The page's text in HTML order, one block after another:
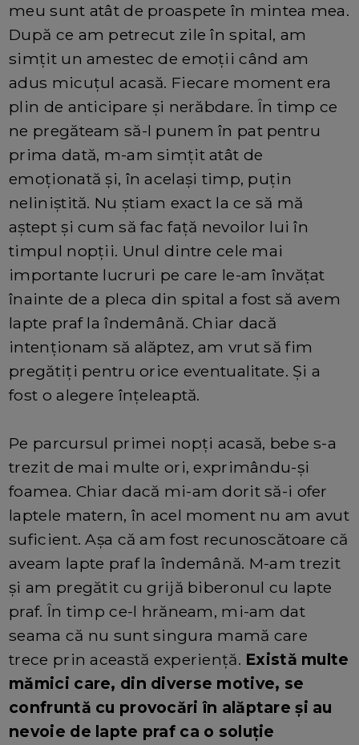
meu sunt atât de proaspete în mintea mea.
După ce am petrecut zile în spital, am
simțit un amestec de emoții când am
adus micuțul acasă. Fiecare moment era
plin de anticipare și nerăbdare. În timp ce
ne pregăteam să-l punem în pat pentru
prima dată, m-am simțit atât de
emoționată și, în același timp, puțin
neliniștită. Nu știam exact la ce să mă
aștept și cum să fac față nevoilor lui în
timpul nopții. Unul dintre cele mai
importante lucruri pe care le-am învățat
înainte de a pleca din spital a fost să avem
lapte praf la îndemână. Chiar dacă
intenționam să alăptez, am vrut să fim
pregătiți pentru orice eventualitate. Și a
fost o alegere înțeleaptă.
Pe parcursul primei nopți acasă, bebe s-a
trezit de mai multe ori, exprimându-și
foamea. Chiar dacă mi-am dorit să-i ofer
laptele matern, în acel moment nu am avut
suficient. Așa că am fost recunoscătoare că
aveam lapte praf la îndemână. M-am trezit
și am pregătit cu grijă biberonul cu lapte
praf. În timp ce-l hrăneam, mi-am dat
seama că nu sunt singura mamă care
trece prin această experiență. Există multe
mămici care, din diverse motive, se
confruntă cu provocări în alăptare și au
nevoie de lapte praf ca o soluție